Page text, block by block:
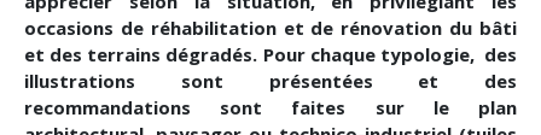
occasions de réhabilitation et de rénovation du bâti
et des terrains dégradés. Pour chaque typologie, des
illustrations sont présentées et des
recommandations sont faites sur le plan